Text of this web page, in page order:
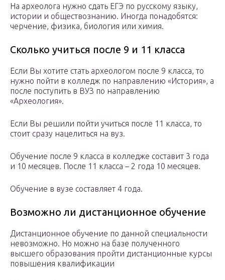
На археолога нужно сдать ЕГЭ по русскому языку,
истории и обществознанию. Иногда понадобятся:
черчение, физика, биология или химия.
Сколько учиться после 9 и 11 класса
Если Вы хотите стать археологом после 9 класса, то
нужно пойти в колледж по направлению «История», а
после поступить в ВУЗ по направлению
«Археология».
Если Вы решили пойти учиться после 11 класса, то
стоит сразу нацелиться на вуз.
Обучение после 9 класса в колледже составит 3 года
и 10 месяцев. После 11 класса – 2 года 10 месяцев.
Обучение в вузе составляет 4 года.
Возможно ли дистанционное обучение
Дистанционное обучение по данной специальности
невозможно. Но можно на базе полученного
высшего образования пройти дистанционные курсы
повышения квалификации